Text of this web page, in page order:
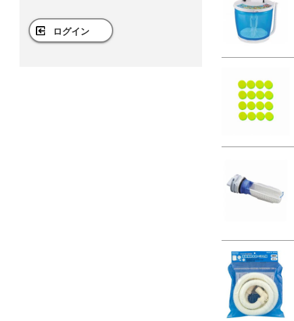
ログイン